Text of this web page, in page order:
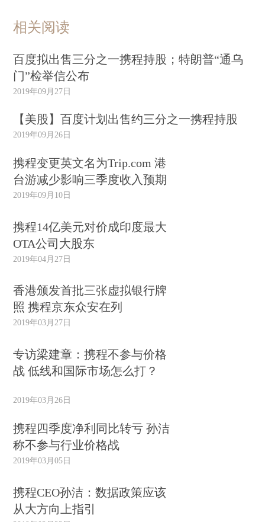
相关阅读
百度拟出售三分之一携程持股；特朗普“通乌
门”检举信公布
2019年09月27日
【美股】百度计划出售约三分之一携程持股
2019年09月26日
携程变更英文名为Trip.com 港
台游减少影响三季度收入预期
2019年09月10日
携程14亿美元对价成印度最大
OTA公司大股东
2019年04月27日
香港颁发首批三张虚拟银行牌
照 携程京东众安在列
2019年03月27日
专访梁建章：携程不参与价格
战 低线和国际市场怎么打？
2019年03月26日
携程四季度净利同比转亏 孙洁
称不参与行业价格战
2019年03月05日
携程CEO孙洁：数据政策应该
从大方向上指引